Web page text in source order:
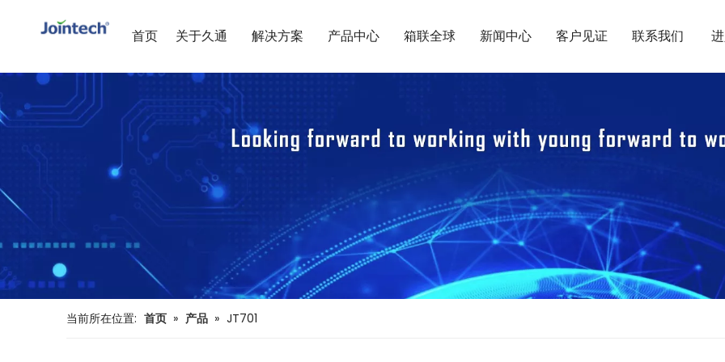
首页 关于久通 解决方案 产品中心 箱联全球 新闻中心 客户见证 联系我们
当前所在位置: 首页 » 产品 » JT701